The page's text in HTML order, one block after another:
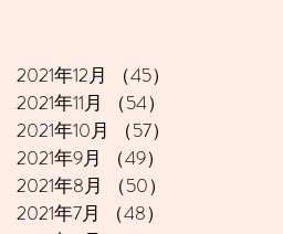
2021年12月 （45）
2021年11月
（54）
2021年10月
（57）
2021年9月
（49）
2021年8月
（50）
2021年7月
（48）